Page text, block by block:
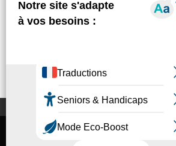
Auzeville-Tolosane, 31320
+
Téléphone
Sortie Botanique, Auzeville en Vert ! « Mois
Mentions légales
Ce site utilise des cookies pour
expérience de navigation possible.
Pour connaitre les cookies utilisés ou